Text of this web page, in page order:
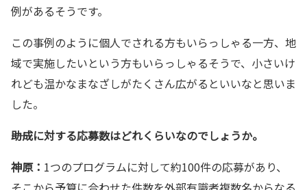
例があるそうです。
この事例のように個人でされる方もいらっしゃる一方、地
域で実施したいという方もいらっしゃるそうで、小さいけ
れども温かなまなざしがたくさん広がるといいなと思いま
した。
――助成に対する応募数はどれくらいなのでしょうか。
神原： 1つのプログラムに対して約100件の応募があり、